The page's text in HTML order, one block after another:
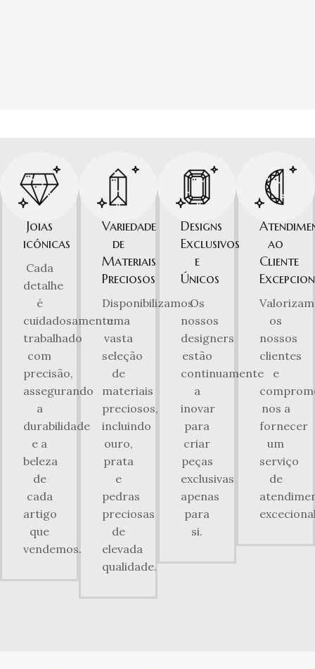
Joias
icónicas
Cada
detalhe
é
cuidadosamente
trabalhado
com
precisão,
assegurando
a
durabilidade
e a
beleza
de
cada
artigo
que
vendemos.
Variedade
de
Materiais
Preciosos
Disponibilizamos
uma
vasta
seleção
de
materiais
preciosos,
incluindo
ouro,
prata
e
pedras
preciosas
de
elevada
qualidade.
Designs
Exclusivos
e
Únicos
Os
nossos
designers
estão
continuamente
a
inovar
para
criar
peças
exclusivas
apenas
para
si.
ao
Cliente
os
nossos
clientes
e
nos a
fornecer
um
serviço
de